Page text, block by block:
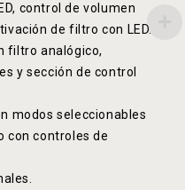
control de volumen
de filtro con LED.
filtro analógico,
y sección de control
modos seleccionables
con controles de